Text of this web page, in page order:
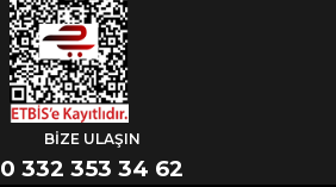
BİZE ULAŞIN
0 332 353 34 62